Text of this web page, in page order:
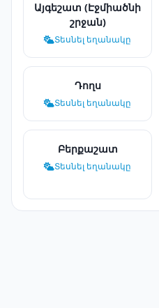
Այգեշատ (Էջմիածնի
շրջան)
Տեսնել եղանակը
Դողս
Տեսնել եղանակը
Բերքաշատ
Տեսնել եղանակը